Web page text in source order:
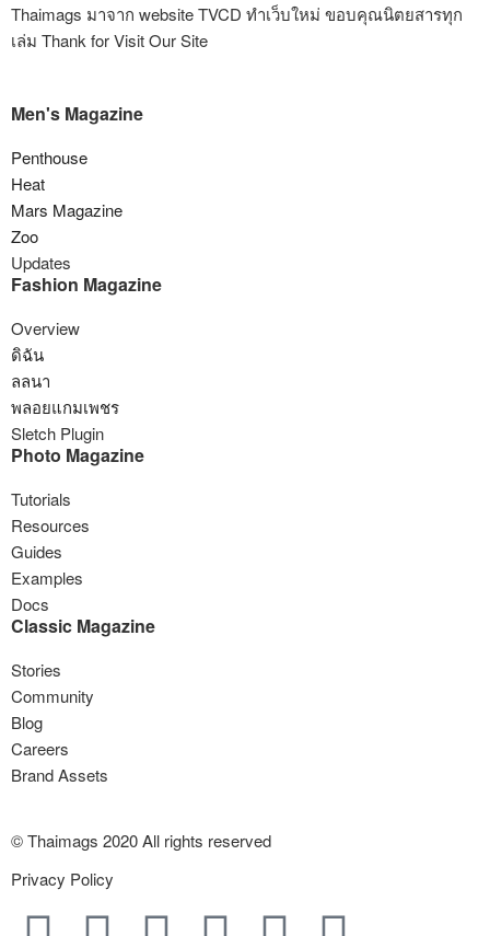
Thaimags มาจาก website TVCD ทำเว็บใหม่ ขอบคุณนิตยสารทุก
เล่ม Thank for Visit Our Site
Men's Magazine
Penthouse
Heat
Mars Magazine
Zoo
Updates
Fashion Magazine
Overview
ดิฉัน
ลลนา
พลอยแกมเพชร
Sletch Plugin
Photo Magazine
Tutorials
Resources
Guides
Examples
Docs
Classic Magazine
Stories
Community
Blog
Careers
Brand Assets
© Thaimags 2020 All rights reserved
Privacy Policy